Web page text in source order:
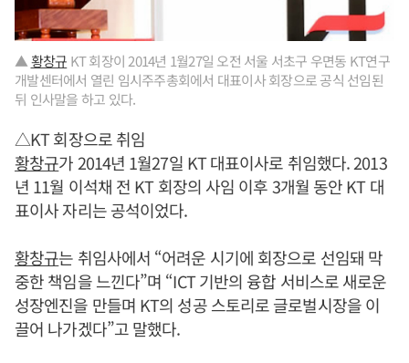
▲황창규 KT 회장이 2014년 1월27일 오전 서울 서초구 우면동 KT연구
개발센터에서 열린 임시주주총회에서 대표이사 회장으로 공식 선임된
뒤 인사말을 하고 있다.
△KT 회장으로 취임
황창규가 2014년 1월27일 KT 대표이사로 취임했다. 2013
년 11월 이석채 전 KT 회장의 사임 이후 3개월 동안 KT 대
표이사 자리는 공석이었다.
황창규는 취임사에서 “어려운 시기에 회장으로 선임돼 막
중한 책임을 느낀다”며 “ICT 기반의 융합 서비스로 새로운
성장엔진을 만들며 KT의 성공 스토리로 글로벌시장을 이
끌어 나가겠다”고 말했다.